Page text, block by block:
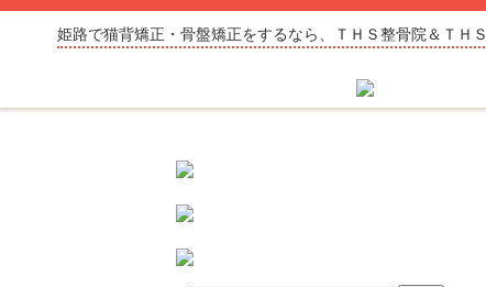
姫路で猫背矯正・骨盤矯正をするなら、ＴＨＳ整骨院＆ＴＨ